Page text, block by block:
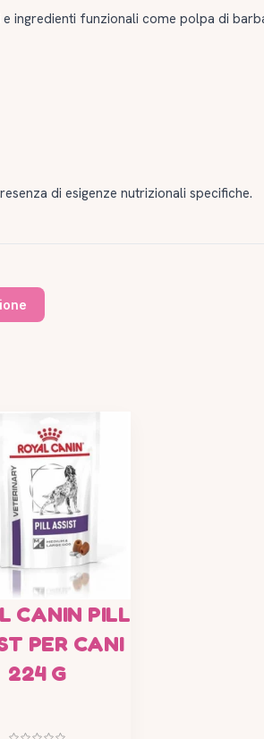
ingredienti funzionali come polpa di
di esigenze nutrizionali specifiche.
CANIN PILL
PER CANI
224 G